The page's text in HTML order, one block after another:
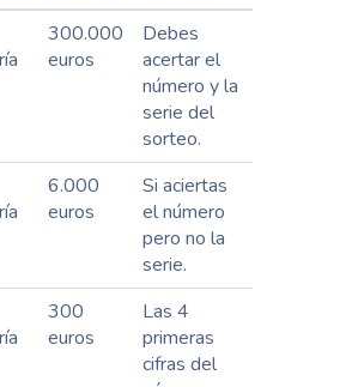
300.000
euros
Debes
acertar el
número y la
serie del
sorteo.
6.000
euros
Si aciertas
el número
pero no la
serie.
300
euros
Las 4
primeras
cifras del